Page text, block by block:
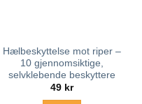
Hælbeskyttelse mot riper –
10 gjennomsiktige,
selvklebende beskyttere
49 kr